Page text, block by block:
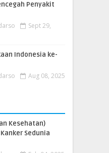
Penyakit
Sept 29,
Indonesia ke-
Aug 08, 2025
Kesehatan)
Sedunia